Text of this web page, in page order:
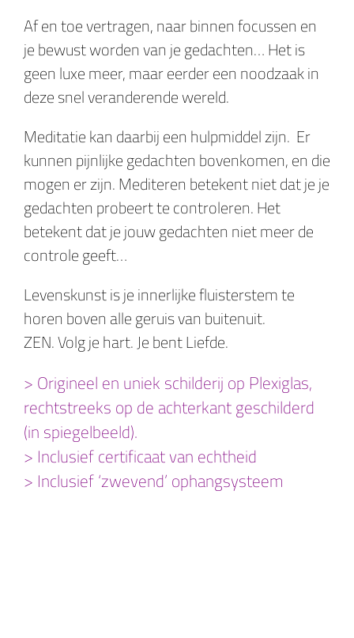
Af en toe vertragen, naar binnen focussen en
je bewust worden van je gedachten… Het is
geen luxe meer, maar eerder een noodzaak in
deze snel veranderende wereld.
Meditatie kan daarbij een hulpmiddel zijn. Er
kunnen pijnlijke gedachten bovenkomen, en die
mogen er zijn. Mediteren betekent niet dat je je
gedachten probeert te controleren. Het
betekent dat je jouw gedachten niet meer de
controle geeft…
Levenskunst is je innerlijke fluisterstem te
horen boven alle geruis van buitenuit.
ZEN. Volg je hart. Je bent Liefde.
> Origineel en uniek schilderij op Plexiglas,
rechtstreeks op de achterkant geschilderd
(in spiegelbeeld).
> Inclusief certificaat van echtheid
> Inclusief ‘zwevend’ ophangsysteem